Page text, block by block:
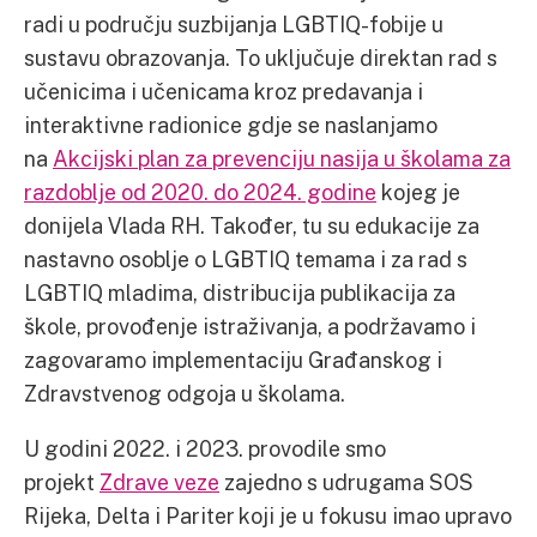
radi u području suzbijanja LGBTIQ-fobije u
sustavu obrazovanja. To uključuje direktan rad s
učenicima i učenicama kroz predavanja i
interaktivne radionice gdje se naslanjamo
na Akcijski plan za prevenciju nasija u školama za
razdoblje od 2020. do 2024. godine kojeg je
donijela Vlada RH. Također, tu su edukacije za
nastavno osoblje o LGBTIQ temama i za rad s
LGBTIQ mladima, distribucija publikacija za
škole, provođenje istraživanja, a podržavamo i
zagovaramo implementaciju Građanskog i
Zdravstvenog odgoja u školama.
U godini 2022. i 2023. provodile smo
projekt Zdrave veze zajedno s udrugama SOS
Rijeka, Delta i Pariter koji je u fokusu imao upravo